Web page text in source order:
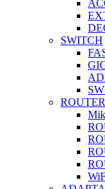
SWITCH
ROUTER